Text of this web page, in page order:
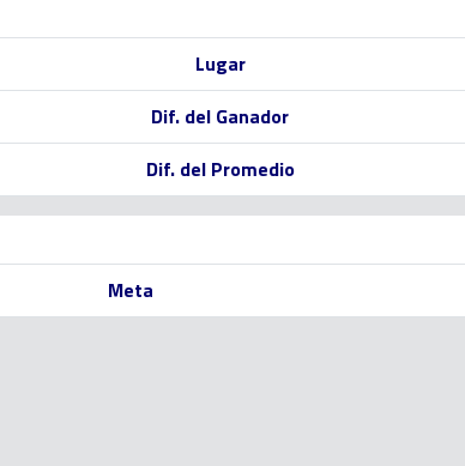
Lugar
Dif. del Ganador
Dif. del Promedio
Meta